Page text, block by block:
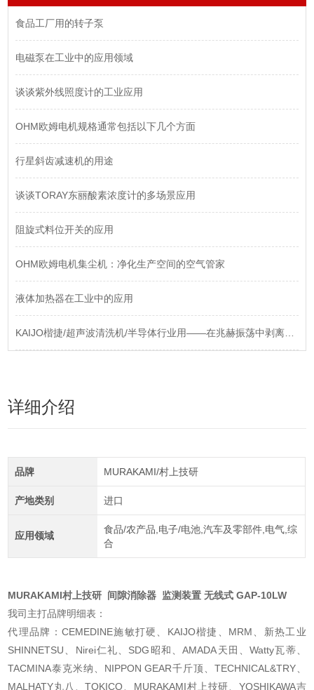
食品工厂用的转子泵
电磁泵在工业中的应用领域
谈谈紫外线照度计的工业应用
OHM欧姆电机规格通常包括以下几个方面
​行星斜齿减速机的用途
谈谈TORAY东丽酸素浓度计的多场景应用
阻旋式料位开关的应用
OHM欧姆电机集尘机：净化生产空间的空气管家
液体加热器在工业中的应用
KAIJO楷捷/超声波清洗机/半导体行业用——在兆赫振荡中剥离纳米级污染“幽灵“
详细介绍
品牌 MURAKAMI/村上技研
产地类别 进口
应用领域
食品/农产品,电子/电池,汽车及零部件,电气,综
合
MURAKAMI村上技研 间隙消除器 监测装置 无线式 GAP-10LW
我司主打品牌明细表：
代理品牌：CEMEDINE施敏打硬、KAIJO楷捷、MRM、新热工业
SHINNETSU、Nirei仁礼、SDG昭和、AMADA天田、Watty瓦蒂、
TACMINA泰克米纳、NIPPON GEAR千斤顶、TECHNICAL&TRY、
MALHATY丸八、TOKICO、MURAKAMI村上技研、YOSHIKAWA吉